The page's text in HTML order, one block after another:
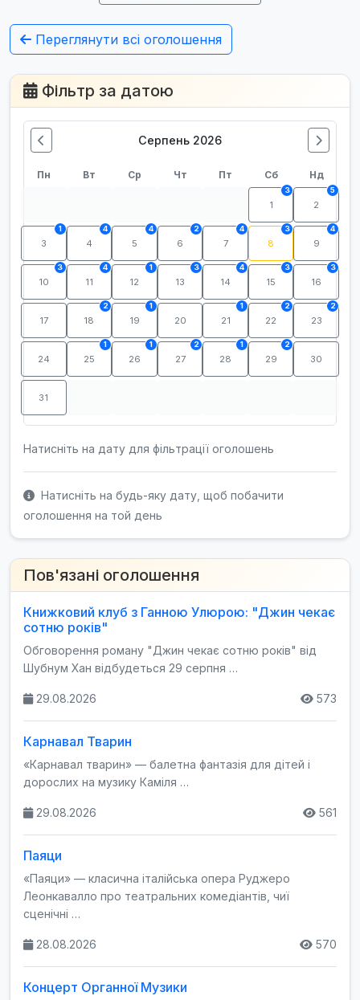
Переглянути всі оголошення
Фільтр за датою
Серпень 2026
Пн Вт Ср Чт Пт Сб Нд
1
3
2
5
3
1
4
4
5
4
6
2
7
4
8
3
9
4
10
3
11
4
12
1
13
3
14
4
15
3
16
3
17 18
2
19
1
20 21
1
22
2
23
2
24 25
1
26
1
27
2
28
1
29
2
30
31
Натисніть на дату для фільтрації оголошень
Натисніть на будь-яку дату, щоб побачити
оголошення на той день
Пов'язані оголошення
Книжковий клуб з Ганною Улюрою: "Джин чекає
сотню років"
Обговорення роману "Джин чекає сотню років" від
Шубнум Хан відбудеться 29 серпня …
29.08.2026 573
Карнавал Тварин
«Карнавал тварин» — балетна фантазія для дітей і
дорослих на музику Каміля …
29.08.2026 561
Паяци
«Паяци» — класична італійська опера Руджеро
Леонкавалло про театральних комедіантів, чиї
сценічні …
28.08.2026 570
Концерт Органної Музики